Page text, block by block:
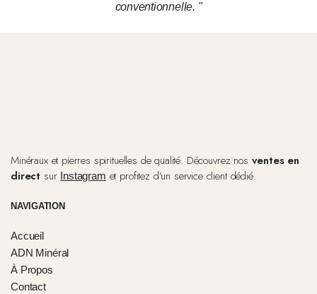
conventionnelle. "
Minéraux et pierres spirituelles de qualité. Découvrez nos ventes en
direct sur Instagram et profitez d’un service client dédié.
NAVIGATION
Accueil
ADN Minéral
À Propos
Contact